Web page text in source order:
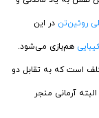
روئین‌تن در این
هم‌بازی می‌شود.
است که به تقابل دو
آرمانی منجر